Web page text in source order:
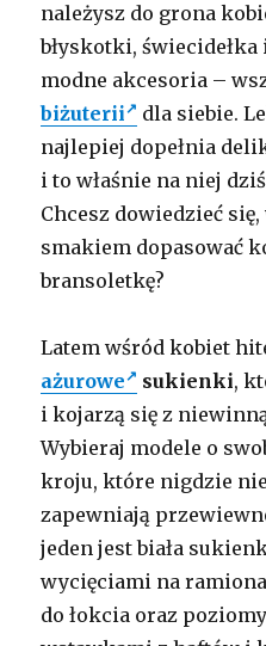
należysz do grona
błyskotki,
modne akcesoria –
biżuterii
dla siebie.
najlepiej dopełnia
i to właśnie na niej
Chcesz dowiedzieć
smakiem dopasować
bransoletkę?
Latem wśród kobiet
ażurowe
sukienki,
i kojarzą się z
Wybieraj modele o
kroju, które nigdzie
zapewniają
jeden jest biała
wycięciami na
do łokcia oraz